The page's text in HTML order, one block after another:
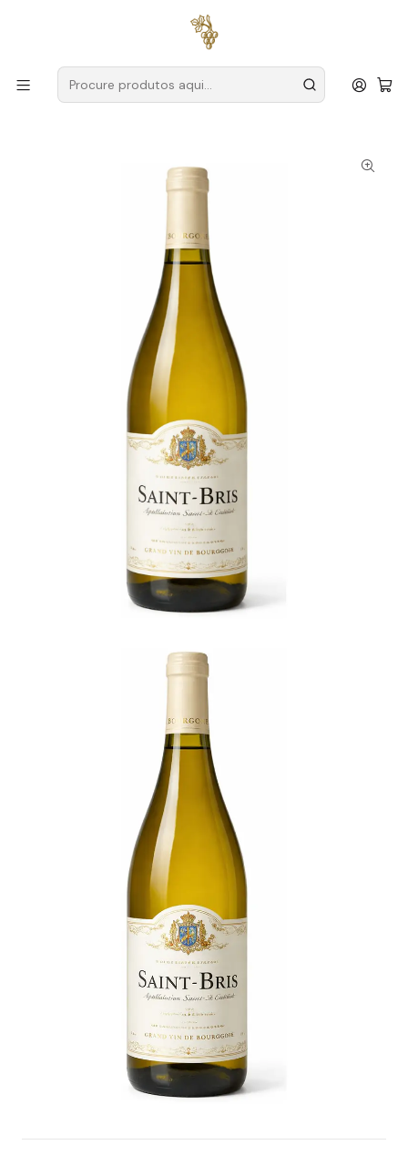
para encomendas a partir de
Produtores França
Domaine Félix
Domaine Félix Saint-Bris Sauvignon Blanc 2023 França -
Chablis Branco 75cl